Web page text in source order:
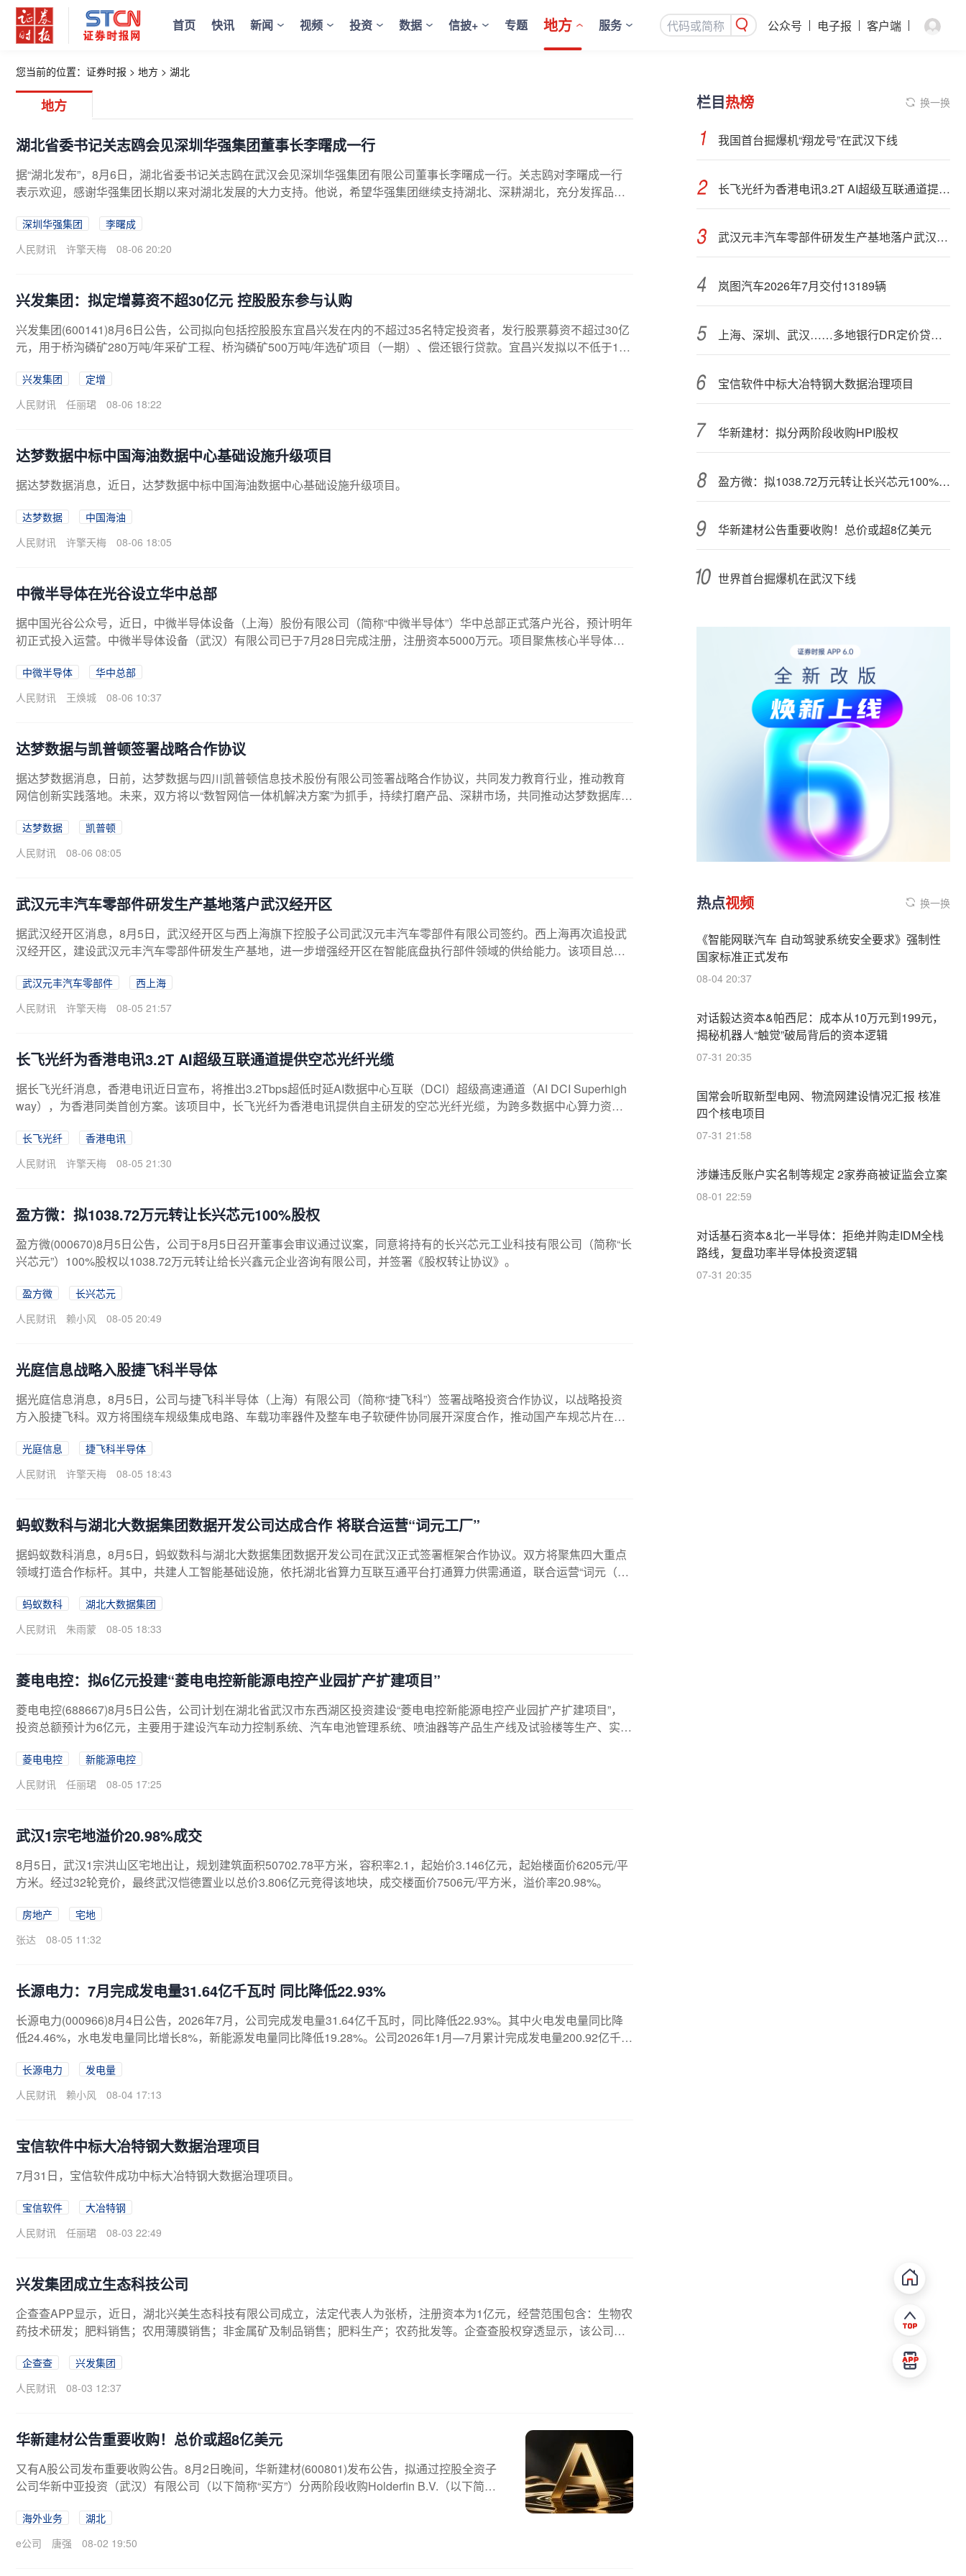
首页 快讯 新闻 视频 投资 数据 信披+ 专题 地方 服务 公众号 电子报 客户端
您当前的位置： 证券时报 > 地方 > 湖北
地方
湖北省委书记关志鸥会见深圳华强集团董事长李曙成一行
据“湖北发布”，8月6日，湖北省委书记关志鸥在武汉会见深圳华强集团有限公司董事长李曙成一行。关志鸥对李曙成一行
表示欢迎，感谢华强集团长期以来对湖北发展的大力支持。他说，希望华强集团继续支持湖北、深耕湖北，充分发挥品
体融合发展；在光电子信息、智能制造等领域与湖北进一步深化务实合作，打造新的经济增长点。我们将持续优化营商环
境，加强服务保障，为企业在鄂发展创造良好条件。
深圳华强集团
李曙成
人民财讯
许擎天梅 08-06 20:20
兴发集团：拟定增募资不超30亿元 控股股东参与认购
兴发集团(600141)8月6日公告，公司拟向包括控股股东宜昌兴发在内的不超过35名特定投资者，发行股票募资不超过30亿
元，用于桥沟磷矿280万吨/年采矿工程、桥沟磷矿500万吨/年选矿项目（一期）、偿还银行贷款。宜昌兴发拟以不低于1亿
兴发集团
定增
人民财讯
任丽珺 08-06 18:22
达梦数据中标中国海油数据中心基础设施升级项目
据达梦数据消息，近日，达梦数据中标中国海油数据中心基础设施升级项目。
达梦数据
中国海油
人民财讯
许擎天梅 08-06 18:05
中微半导体在光谷设立华中总部
据中国光谷公众号，近日，中微半导体设备（上海）股份有限公司（简称“中微半导体”）华中总部正式落户光谷，预计明年
初正式投入运营。中微半导体设备（武汉）有限公司已于7月28日完成注册，注册资本5000万元。项目聚焦核心半导体设
户。
中微半导体
华中总部
人民财讯
王焕城 08-06 10:37
达梦数据与凯普顿签署战略合作协议
据达梦数据消息，日前，达梦数据与四川凯普顿信息技术股份有限公司签署战略合作协议，共同发力教育行业，推动教育
网信创新实践落地。未来，双方将以“数智网信一体机解决方案”为抓手，持续打磨产品、深耕市场，共同推动达梦数据库一
达梦数据
凯普顿
人民财讯
08-06 08:05
武汉元丰汽车零部件研发生产基地落户武汉经开区
据武汉经开区消息，8月5日，武汉经开区与西上海旗下控股子公司武汉元丰汽车零部件有限公司签约。西上海再次追投武
汉经开区，建设武汉元丰汽车零部件研发生产基地，进一步增强经开区在智能底盘执行部件领域的供给能力。该项目总投
关配套设施。
武汉元丰汽车零部件
西上海
人民财讯
许擎天梅 08-05 21:57
长飞光纤为香港电讯3.2T AI超级互联通道提供空芯光纤光缆
据长飞光纤消息，香港电讯近日宣布，将推出3.2Tbps超低时延AI数据中心互联（DCI）超级高速通道（AI DCI Superhigh
way），为香港同类首创方案。该项目中，长飞光纤为香港电讯提供自主研发的空芯光纤光缆，为跨多数据中心算力资源
长飞光纤
香港电讯
人民财讯
许擎天梅 08-05 21:30
盈方微：拟1038.72万元转让长兴芯元100%股权
盈方微(000670)8月5日公告，公司于8月5日召开董事会审议通过议案，同意将持有的长兴芯元工业科技有限公司（简称“长
兴芯元”）100%股权以1038.72万元转让给长兴鑫元企业咨询有限公司，并签署《股权转让协议》。
盈方微
长兴芯元
人民财讯
赖小风 08-05 20:49
光庭信息战略入股捷飞科半导体
据光庭信息消息，8月5日，公司与捷飞科半导体（上海）有限公司（简称“捷飞科”）签署战略投资合作协议，以战略投资
方入股捷飞科。双方将围绕车规级集成电路、车载功率器件及整车电子软硬件协同展开深度合作，推动国产车规芯片在智
光庭信息
捷飞科半导体
人民财讯
许擎天梅 08-05 18:43
蚂蚁数科与湖北大数据集团数据开发公司达成合作 将联合运营“词元工厂”
据蚂蚁数科消息，8月5日，蚂蚁数科与湖北大数据集团数据开发公司在武汉正式签署框架合作协议。双方将聚焦四大重点
领域打造合作标杆。其中，共建人工智能基础设施，依托湖北省算力互联互通平台打通算力供需通道，联合运营“词元（To
蚂蚁数科
湖北大数据集团
人民财讯
朱雨蒙 08-05 18:33
菱电电控：拟6亿元投建“菱电电控新能源电控产业园扩产扩建项目”
菱电电控(688667)8月5日公告，公司计划在湖北省武汉市东西湖区投资建设“菱电电控新能源电控产业园扩产扩建项目”，
投资总额预计为6亿元，主要用于建设汽车动力控制系统、汽车电池管理系统、喷油器等产品生产线及试验楼等生产、实验
菱电电控
新能源电控
人民财讯
任丽珺 08-05 17:25
武汉1宗宅地溢价20.98%成交
8月5日，武汉1宗洪山区宅地出让，规划建筑面积50702.78平方米，容积率2.1，起始价3.146亿元，起始楼面价6205元/平
方米。经过32轮竞价，最终武汉恺德置业以总价3.806亿元竞得该地块，成交楼面价7506元/平方米，溢价率20.98%。
房地产
宅地
张达
08-05 11:32
长源电力：7月完成发电量31.64亿千瓦时 同比降低22.93%
长源电力(000966)8月4日公告，2026年7月，公司完成发电量31.64亿千瓦时，同比降低22.93%。其中火电发电量同比降
低24.46%，水电发电量同比增长8%，新能源发电量同比降低19.28%。公司2026年1月—7月累计完成发电量200.92亿千瓦
长源电力
发电量
人民财讯
赖小风 08-04 17:13
宝信软件中标大冶特钢大数据治理项目
7月31日，宝信软件成功中标大冶特钢大数据治理项目。
宝信软件
大冶特钢
人民财讯
任丽珺 08-03 22:49
兴发集团成立生态科技公司
企查查APP显示，近日，湖北兴美生态科技有限公司成立，法定代表人为张桥，注册资本为1亿元，经营范围包含：生物农
药技术研发；肥料销售；农用薄膜销售；非金属矿及制品销售；肥料生产；农药批发等。企查查股权穿透显示，该公司由
企查查
兴发集团
人民财讯
08-03 12:37
华新建材公告重要收购！总价或超8亿美元
又有A股公司发布重要收购公告。8月2日晚间，华新建材(600801)发布公告，拟通过控股全资子
公司华新中亚投资（武汉）有限公司（以下简称“买方”）分两阶段收购Holderfin B.V.（以下简称
00%股权对应的HPI企业价值7.8亿美元为定价基础，通过收购三个持股公司股权间接收购HPI67.
62%股权，收购代价约为5.27亿美元（将采用交割报表交割机制，根据交割时HPI现金、债务、
海外业务
湖北
e公司
唐强 08-02 19:50
栏目热榜 换一换
我国首台掘爆机“翔龙号”在武汉下线
长飞光纤为香港电讯3.2T AI超级互联通道提供空芯光纤光缆
武汉元丰汽车零部件研发生产基地落户武汉经开区
岚图汽车2026年7月交付13189辆
上海、深圳、武汉……多地银行DR定价贷款首单落地，释放什么信号？
宝信软件中标大冶特钢大数据治理项目
华新建材：拟分两阶段收购HPI股权
盈方微：拟1038.72万元转让长兴芯元100%股权
华新建材公告重要收购！总价或超8亿美元
世界首台掘爆机在武汉下线
热点视频 换一换
《智能网联汽车 自动驾驶系统安全要求》强制性
国家标准正式发布
08-04 20:37
对话毅达资本&帕西尼：成本从10万元到199元，
揭秘机器人“触觉”破局背后的资本逻辑
07-31 20:35
国常会听取新型电网、物流网建设情况汇报 核准
四个核电项目
07-31 21:58
涉嫌违反账户实名制等规定 2家券商被证监会立案
08-01 22:59
对话基石资本&北一半导体：拒绝并购走IDM全栈
路线，复盘功率半导体投资逻辑
07-31 20:35